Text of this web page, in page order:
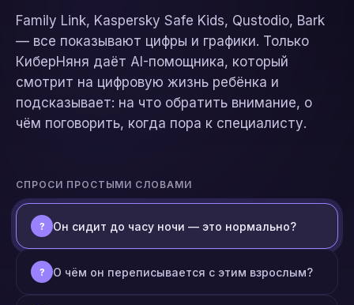
время
NEW NEW NEW
Family Link, Kaspersky Safe Kids, Qustodio, Bark
— все показывают цифры и графики. Только
КиберНяня даёт AI-помощника, который
смотрит на цифровую жизнь ребёнка и
подсказывает: на что обратить внимание, о
чём поговорить, когда пора к специалисту.
СПРОСИ ПРОСТЫМИ СЛОВАМИ
? Он сидит до часу ночи — это нормально?
? О чём он переписывается с этим взрослым?